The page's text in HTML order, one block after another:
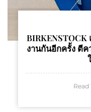
BIRKENSTOCK
งานกันอีกครั้ง ตีค
Read